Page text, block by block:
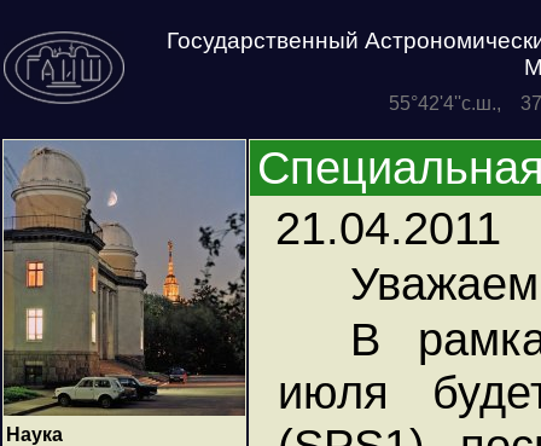
Государственный
55°42'4''с.ш.,
Наука
21.04.2011
В
июля